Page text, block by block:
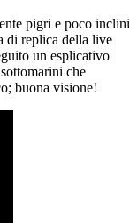
pigri e poco inclini
di replica della live
un esplicativo
che
buona visione!